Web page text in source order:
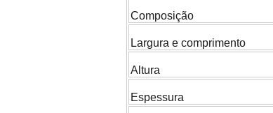
Composição
Largura e comprimento
Altura
Espessura